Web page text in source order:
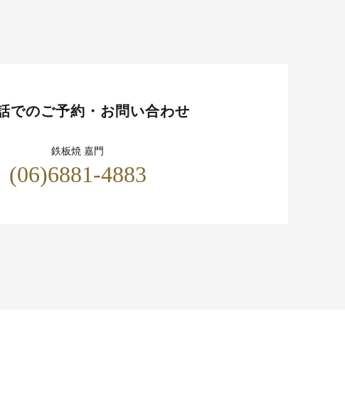
でのご予約・お問い合わせ
鉄板焼 嘉門
(06)6881-4883